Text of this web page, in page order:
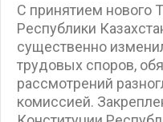
С принятием нового
Республики
существенно
трудовых споров,
рассмотрений
комиссией.